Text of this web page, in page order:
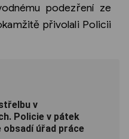
podezření ze
přivolali Policii
v
Policie v pátek
obsadí úřad práce